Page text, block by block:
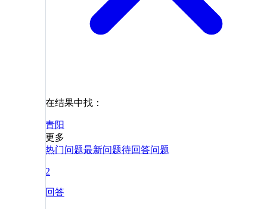
在结果中找：
青阳
更多
热门问题最新问题待回答问题
2
回答